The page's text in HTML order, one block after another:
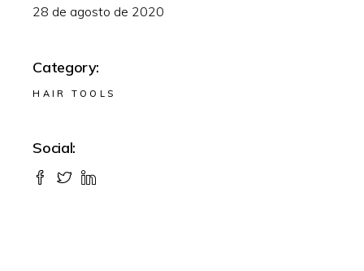
28 de agosto de 2020
Category:
HAIR TOOLS
Social: